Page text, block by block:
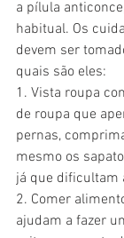
a pílula
habitual. Os
devem ser
quais são eles:
1. Vista roupa
de roupa que
pernas,
mesmo os
já que dificultam
2. Comer
ajudam a fazer